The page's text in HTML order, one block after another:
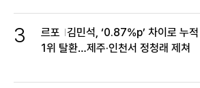
3 르포 김민석, ‘0.87%p’ 차이로 누적
1위 탈환…제주·인천서 정청래 제쳐